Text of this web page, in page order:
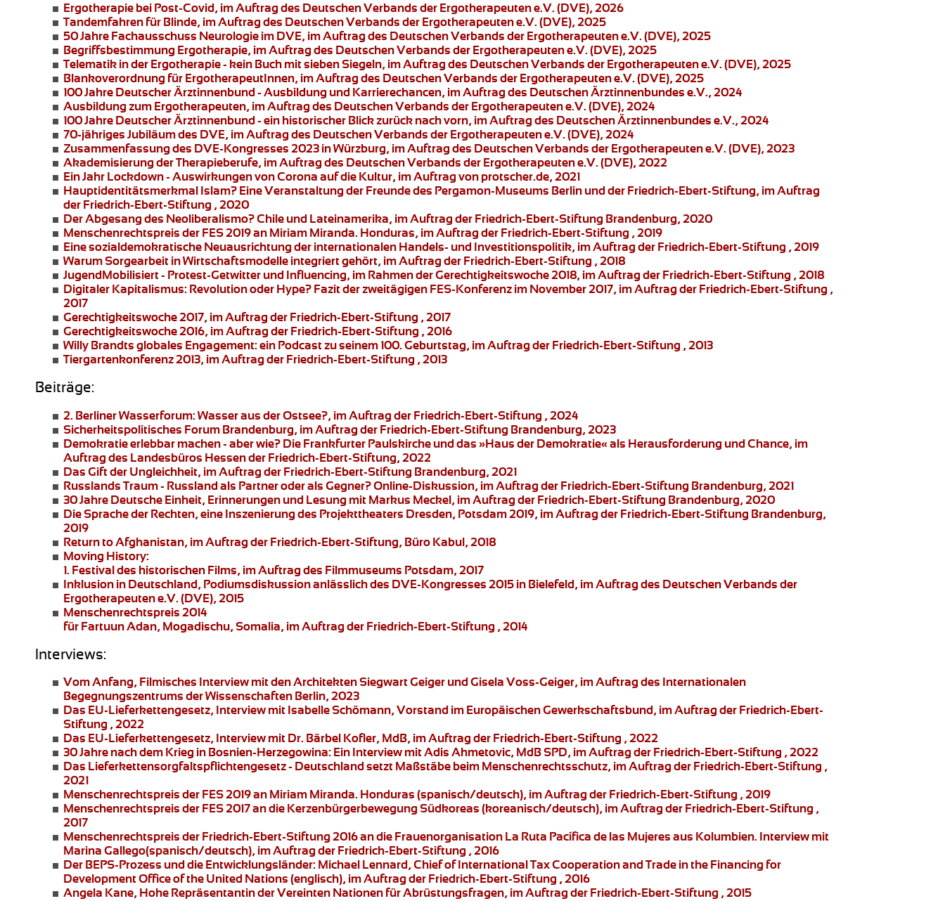
Ergotherapie bei Post-Covid, im Auftrag des Deutschen Verbands der Ergotherapeuten e.V. (DVE), 2026
Tandemfahren für Blinde, im Auftrag des Deutschen Verbands der Ergotherapeuten e.V. (DVE), 2025
50 Jahre Fachausschuss Neurologie im DVE, im Auftrag des Deutschen Verbands der Ergotherapeuten e.V. (DVE), 2025
Begriffsbestimmung Ergotherapie, im Auftrag des Deutschen Verbands der Ergotherapeuten e.V. (DVE), 2025
Telematik in der Ergotherapie- kein Buch mit sieben Siegeln, im Auftrag des Deutschen Verbands der Ergotherapeuten e.V. (DVE), 2025
Blankoverordnung für ErgotherapeutInnen, im Auftrag des Deutschen Verbands der Ergotherapeuten e.V. (DVE), 2025
100 Jahre Deutscher Ärztinnenbund- Ausbildung und Karrierechancen, im Auftrag des Deutschen Ärztinnenbundes e.V., 2024
Ausbildung zum Ergotherapeuten, im Auftrag des Deutschen Verbands der Ergotherapeuten e.V. (DVE), 2024
100 Jahre Deutscher Ärztinnenbund- ein historischer Blick zurück nach vorn, im Auftrag des Deutschen Ärztinnenbundes e.V., 2024
70-jähriges Jubiläum des DVE, im Auftrag des Deutschen Verbands der Ergotherapeuten e.V. (DVE), 2024
Zusammenfassung des DVE-Kongresses 2023 in Würzburg, im Auftrag des Deutschen Verbands der Ergotherapeuten e.V. (DVE), 2023
Akademisierung der Therapieberufe, im Auftrag des Deutschen Verbands der Ergotherapeuten e.V. (DVE), 2022
Ein Jahr Lockdown - Auswirkungen von Corona auf die Kultur, im Auftrag von protscher.de, 2021
Hauptidentitätsmerkmal Islam? Eine Veranstaltung der Freunde des Pergamon-Museums Berlin und der Friedrich-Ebert-Stiftung, im Auftrag
der Friedrich-Ebert-Stiftung , 2020
Der Abgesang des Neoliberalismo? Chile und Lateinamerika, im Auftrag der Friedrich-Ebert-Stiftung Brandenburg, 2020
Menschenrechtspreis der FES 2019 an Miriam Miranda. Honduras, im Auftrag der Friedrich-Ebert-Stiftung , 2019
Eine sozialdemokratische Neuausrichtung der internationalen Handels- und Investitionspolitik, im Auftrag der Friedrich-Ebert-Stiftung , 2019
Warum Sorgearbeit in Wirtschaftsmodelle integriert gehört, im Auftrag der Friedrich-Ebert-Stiftung , 2018
JugendMobilisiert - Protest-Getwitter und Influencing, im Rahmen der Gerechtigkeitswoche 2018, im Auftrag der Friedrich-Ebert-Stiftung , 2018
Digitaler Kapitalismus: Revolution oder Hype? Fazit der zweitägigen FES-Konferenz im November 2017, im Auftrag der Friedrich-Ebert-Stiftung ,
2017
Gerechtigkeitswoche 2017, im Auftrag der Friedrich-Ebert-Stiftung , 2017
Gerechtigkeitswoche 2016, im Auftrag der Friedrich-Ebert-Stiftung , 2016
Willy Brandts globales Engagement: ein Podcast zu seinem 100. Geburtstag, im Auftrag der Friedrich-Ebert-Stiftung , 2013
Tiergartenkonferenz 2013, im Auftrag der Friedrich-Ebert-Stiftung , 2013
Beiträge:
2. Berliner Wasserforum: Wasser aus der Ostsee?, im Auftrag der Friedrich-Ebert-Stiftung , 2024
Sicherheitspolitisches Forum Brandenburg, im Auftrag der Friedrich-Ebert-Stiftung Brandenburg, 2023
Demokratie erlebbar machen - aber wie? Die Frankfurter Paulskirche und das »Haus der Demokratie« als Herausforderung und Chance, im
Auftrag des Landesbüros Hessen der Friedrich-Ebert-Stiftung, 2022
Das Gift der Ungleichheit, im Auftrag der Friedrich-Ebert-Stiftung Brandenburg, 2021
Russlands Traum - Russland als Partner oder als Gegner?Online-Diskussion, im Auftrag der Friedrich-Ebert-Stiftung Brandenburg, 2021
30 Jahre Deutsche Einheit, Erinnerungen und Lesung mit Markus Meckel, im Auftrag der Friedrich-Ebert-Stiftung Brandenburg, 2020
Die Sprache der Rechten, eine Inszenierung des Projekttheaters Dresden, Potsdam 2019, im Auftrag der Friedrich-Ebert-Stiftung Brandenburg,
2019
Return to Afghanistan, im Auftrag der Friedrich-Ebert-Stiftung, Büro Kabul, 2018
Moving History:
1. Festival des historischen Films, im Auftrag des Filmmuseums Potsdam, 2017
Inklusion in Deutschland, Podiumsdiskussion anlässlich des DVE-Kongresses 2015 in Bielefeld, im Auftrag des Deutschen Verbands der
Ergotherapeuten e.V. (DVE), 2015
Menschenrechtspreis 2014
für Fartuun Adan, Mogadischu, Somalia, im Auftrag der Friedrich-Ebert-Stiftung , 2014
Interviews:
Vom Anfang, Filmisches Interview mit den Architekten Siegwart Geiger und Gisela Voss-Geiger, im Auftrag des Internationalen
Begegnungszentrums der Wissenschaften Berlin, 2023
Das EU-Lieferkettengesetz, Interview mit Isabelle Schömann, Vorstand im Europäischen Gewerkschaftsbund, im Auftrag der Friedrich-Ebert-
Stiftung , 2022
Das EU-Lieferkettengesetz, Interview mit Dr. Bärbel Kofler, MdB, im Auftrag der Friedrich-Ebert-Stiftung , 2022
30 Jahre nach dem Krieg in Bosnien-Herzegowina: Ein Interview mit Adis Ahmetovic, MdB SPD, im Auftrag der Friedrich-Ebert-Stiftung , 2022
Das Lieferkettensorgfaltspflichtengesetz- Deutschland setzt Maßstäbe beim Menschenrechtsschutz, im Auftrag der Friedrich-Ebert-Stiftung ,
2021
Menschenrechtspreis der FES 2019 an Miriam Miranda. Honduras (spanisch/deutsch), im Auftrag der Friedrich-Ebert-Stiftung , 2019
Menschenrechtspreis der FES 2017 an die Kerzenbürgerbewegung Südkoreas (koreanisch/deutsch), im Auftrag der Friedrich-Ebert-Stiftung ,
2017
Menschenrechtspreis der Friedrich-Ebert-Stiftung 2016 an die Frauenorganisation La Ruta Pacífica de las Mujeres aus Kolumbien. Interview mit
Marina Gallego(spanisch/deutsch), im Auftrag der Friedrich-Ebert-Stiftung , 2016
Der BEPS-Prozess und die Entwicklungsländer: Michael Lennard,Chief of International Tax Cooperation and Trade in the Financing for
Development Office of the United Nations (englisch), im Auftrag der Friedrich-Ebert-Stiftung , 2016
Angela Kane, Hohe Repräsentantin der Vereinten Nationen für Abrüstungsfragen, im Auftrag der Friedrich-Ebert-Stiftung , 2015